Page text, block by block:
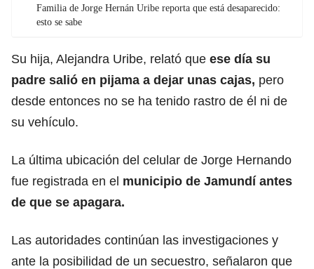
Familia de Jorge Hernán Uribe reporta que está desaparecido:
esto se sabe
Su hija, Alejandra Uribe, relató que ese día su
padre salió en pijama a dejar unas cajas, pero
desde entonces no se ha tenido rastro de él ni de
su vehículo.
La última ubicación del celular de Jorge Hernando
fue registrada en el municipio de Jamundí antes
de que se apagara.
Las autoridades continúan las investigaciones y
ante la posibilidad de un secuestro, señalaron que